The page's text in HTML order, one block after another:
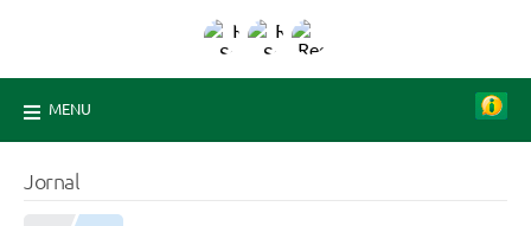
MENU
Jornal